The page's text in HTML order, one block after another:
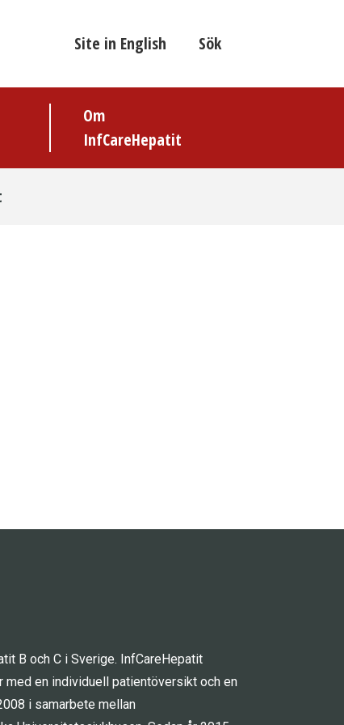
Site in English Sök
Om
InfCareHepatit
B och C i Sverige. InfCareHepatit
en individuell patientöversikt och en
i samarbete mellan